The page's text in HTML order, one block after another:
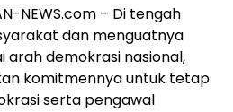
NEWS.com – Di tengah
dan menguatnya
demokrasi nasional,
komitmennya untuk tetap
serta pengawal